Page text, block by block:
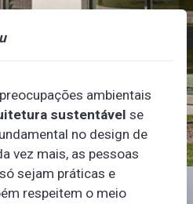
ambientais
sustentável se
no design de
vez mais, as pessoas
sejam práticas e
respeitem o meio